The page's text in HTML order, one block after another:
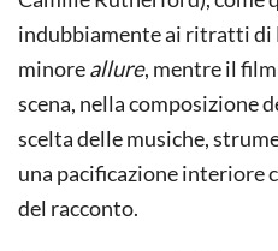
indubbiamente ai ritratti di
minoreallure, mentre il
scena, nella composizione
scelta delle musiche,
una pacificazione interiore
del racconto.